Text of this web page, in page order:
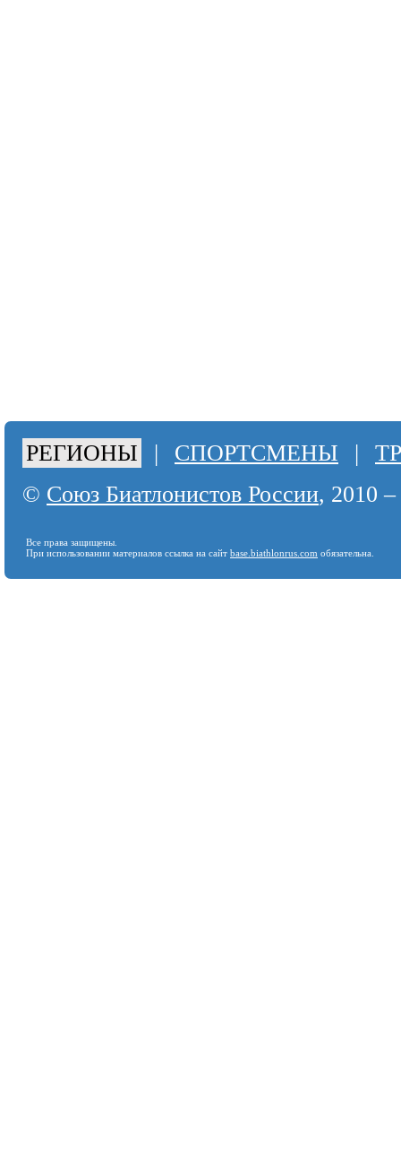
РЕГИОНЫ | СПОРТСМЕНЫ |
© Союз Биатлонистов России, 2010
Все права защищены.
При использовании материалов ссылка на сайт base.biathlonrus.com обязательна.